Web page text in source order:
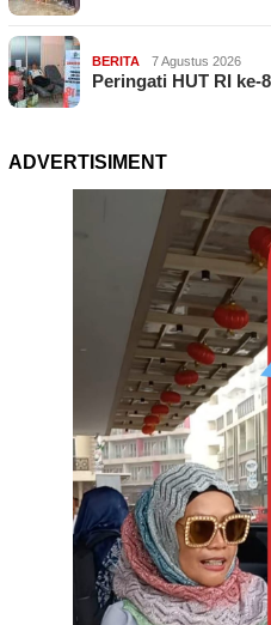
BERITA 7 Agustus 2026
Peringati HUT RI
ADVERTISIMENT